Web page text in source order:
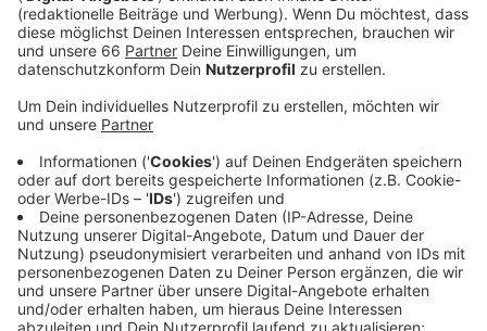
Anzeige
Rund 40 Büdchen beteiligen sich und bieten mehr an
als gemischte Tüten und kühle Getränke: es gibt
teilweise Live-Musik, DJ-Sets, Kindertheater und
Trödelmärkte. Etwa die Hälfte der teilnehmenden
Büdchen ist in Bilk, Oberbilk, Unterbilk und
Friedrichstadt - die andere Hälfte in Stadtmitte,
Flingern, Düsseltal, Pempelfort und Derendorf. Dort (in
Derendorf) läuft Samstagabend ab 22 Uhr auch die